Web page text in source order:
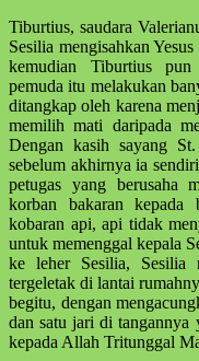
Tiburtius, saudara
Sesilia mengisahkan
kemudian Tiburtius pun
pemuda itu melakukan
ditangkap oleh karena
memilih mati daripada
Dengan kasih sayang
sebelum akhirnya ia
petugas yang berusaha
korban bakaran kepada
kobaran api, api tidak
untuk memenggal kepala
ke leher Sesilia, Sesilia
tergeletak di lantai
begitu, dengan
dan satu jari di tangannya
kepada Allah Tritunggal